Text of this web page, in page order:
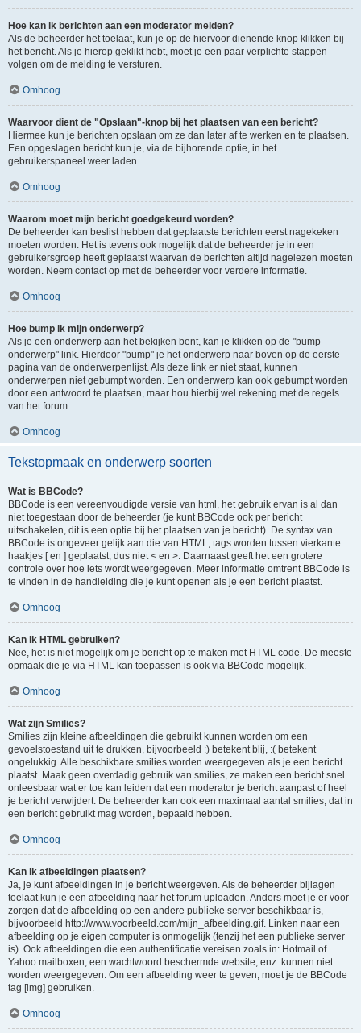
Hoe kan ik berichten aan een moderator melden?
Als de beheerder het toelaat, kun je op de hiervoor dienende knop klikken bij
het bericht. Als je hierop geklikt hebt, moet je een paar verplichte stappen
volgen om de melding te versturen.
Omhoog
Waarvoor dient de "Opslaan"-knop bij het plaatsen van een bericht?
Hiermee kun je berichten opslaan om ze dan later af te werken en te plaatsen.
Een opgeslagen bericht kun je, via de bijhorende optie, in het
gebruikerspaneel weer laden.
Omhoog
Waarom moet mijn bericht goedgekeurd worden?
De beheerder kan beslist hebben dat geplaatste berichten eerst nagekeken
moeten worden. Het is tevens ook mogelijk dat de beheerder je in een
gebruikersgroep heeft geplaatst waarvan de berichten altijd nagelezen moeten
worden. Neem contact op met de beheerder voor verdere informatie.
Omhoog
Hoe bump ik mijn onderwerp?
Als je een onderwerp aan het bekijken bent, kan je klikken op de "bump
onderwerp" link. Hierdoor "bump" je het onderwerp naar boven op de eerste
pagina van de onderwerpenlijst. Als deze link er niet staat, kunnen
onderwerpen niet gebumpt worden. Een onderwerp kan ook gebumpt worden
door een antwoord te plaatsen, maar hou hierbij wel rekening met de regels
van het forum.
Omhoog
Tekstopmaak en onderwerp soorten
Wat is BBCode?
BBCode is een vereenvoudigde versie van html, het gebruik ervan is al dan
niet toegestaan door de beheerder (je kunt BBCode ook per bericht
uitschakelen, dit is een optie bij het plaatsen van je bericht). De syntax van
BBCode is ongeveer gelijk aan die van HTML, tags worden tussen vierkante
haakjes [ en ] geplaatst, dus niet < en >. Daarnaast geeft het een grotere
controle over hoe iets wordt weergegeven. Meer informatie omtrent BBCode is
te vinden in de handleiding die je kunt openen als je een bericht plaatst.
Omhoog
Kan ik HTML gebruiken?
Nee, het is niet mogelijk om je bericht op te maken met HTML code. De meeste
opmaak die je via HTML kan toepassen is ook via BBCode mogelijk.
Omhoog
Wat zijn Smilies?
Smilies zijn kleine afbeeldingen die gebruikt kunnen worden om een
gevoelstoestand uit te drukken, bijvoorbeeld :) betekent blij, :( betekent
ongelukkig. Alle beschikbare smilies worden weergegeven als je een bericht
plaatst. Maak geen overdadig gebruik van smilies, ze maken een bericht snel
onleesbaar wat er toe kan leiden dat een moderator je bericht aanpast of heel
je bericht verwijdert. De beheerder kan ook een maximaal aantal smilies, dat in
een bericht gebruikt mag worden, bepaald hebben.
Omhoog
Kan ik afbeeldingen plaatsen?
Ja, je kunt afbeeldingen in je bericht weergeven. Als de beheerder bijlagen
toelaat kun je een afbeelding naar het forum uploaden. Anders moet je er voor
zorgen dat de afbeelding op een andere publieke server beschikbaar is,
bijvoorbeeld http://www.voorbeeld.com/mijn_afbeelding.gif. Linken naar een
afbeelding op je eigen computer is onmogelijk (tenzij het een publieke server
is). Ook afbeeldingen die een authentificatie vereisen zoals in: Hotmail of
Yahoo mailboxen, een wachtwoord beschermde website, enz. kunnen niet
worden weergegeven. Om een afbeelding weer te geven, moet je de BBCode
tag [img] gebruiken.
Omhoog